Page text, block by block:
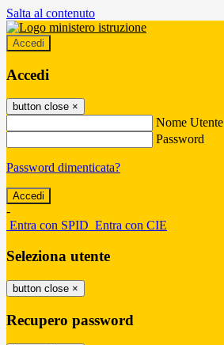
Salta al contenuto
Accedi
Accedi
button close ×
Nome Utente
Password
Password dimenticata?
-
Entra con SPID Entra con CIE
Seleziona utente
button close ×
Recupero password